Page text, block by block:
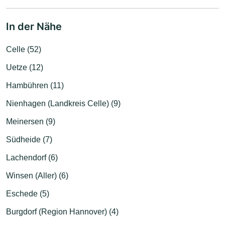
In der Nähe
Celle (52)
Uetze (12)
Hambühren (11)
Nienhagen (Landkreis Celle) (9)
Meinersen (9)
Südheide (7)
Lachendorf (6)
Winsen (Aller) (6)
Eschede (5)
Burgdorf (Region Hannover) (4)